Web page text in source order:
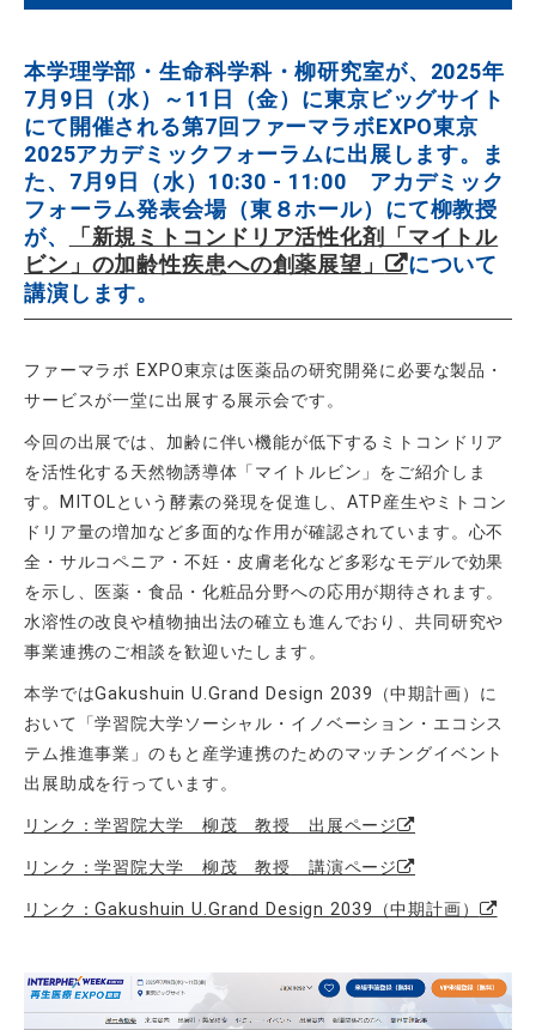
本学理学部・生命科学科・柳研究室が、2025年
7月9日（水）～11日（金）に東京ビッグサイト
にて開催される第7回ファーマラボEXPO東京
2025アカデミックフォーラムに出展します。ま
た、7月9日（水）10:30 - 11:00 アカデミック
フォーラム発表会場（東８ホール）にて柳教授
が、
「新規ミトコンドリア活性化剤「マイトル
ビン」の加齢性疾患への創薬展望」
について
講演します。
ファーマラボ EXPO東京は医薬品の研究開発に必要な製品・
サービスが一堂に出展する展示会です。
今回の出展では、加齢に伴い機能が低下するミトコンドリア
を活性化する天然物誘導体「マイトルビン」をご紹介しま
す。MITOLという酵素の発現を促進し、ATP産生やミトコン
ドリア量の増加など多面的な作用が確認されています。心不
全・サルコペニア・不妊・皮膚老化など多彩なモデルで効果
を示し、医薬・食品・化粧品分野への応用が期待されます。
水溶性の改良や植物抽出法の確立も進んでおり、共同研究や
事業連携のご相談を歓迎いたします。
本学ではGakushuin U.Grand Design 2039（中期計画）に
おいて「学習院大学ソーシャル・イノベーション・エコシス
テム推進事業」のもと産学連携のためのマッチングイベント
出展助成を行っています。
リンク：学習院大学 柳茂 教授 出展ページ
リンク：学習院大学 柳茂 教授 講演ページ
リンク：Gakushuin U.Grand Design 2039（中期計画）